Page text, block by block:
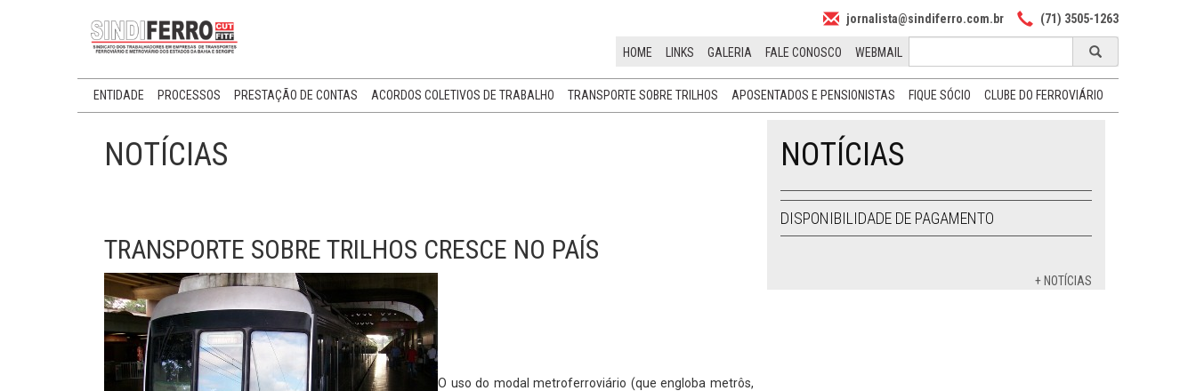
jornalista@sindiferro.com.br (71) 3505-1263
HOME LINKS GALERIA FALE CONOSCO WEBMAIL
ENTIDADE PROCESSOS PRESTAÇÃO DE CONTAS ACORDOS COLETIVOS DE TRABALHO TRANSPORTE SOBRE TRILHOS APOSENTADOS E PENSIONISTAS FIQUE SÓCIO CLUBE DO FERROVIÁRIO
NOTÍCIAS
TRANSPORTE SOBRE TRILHOS CRESCE NO PAÍS
O uso do modal metroferroviário (que engloba metrôs,
NOTÍCIAS
DISPONIBILIDADE DE PAGAMENTO
+ NOTÍCIAS